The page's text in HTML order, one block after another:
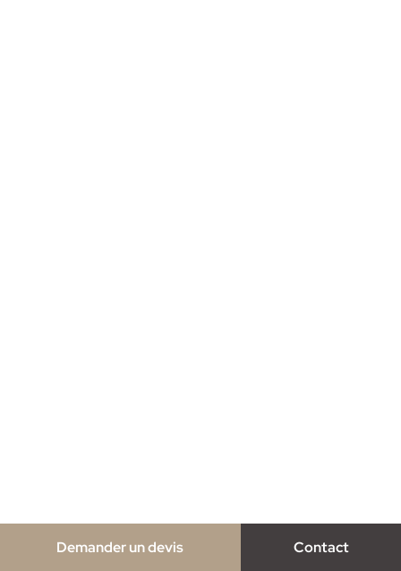
Demander un devis Contact